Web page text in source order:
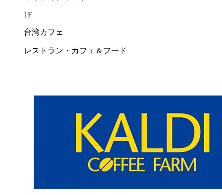
1F
台湾カフェ
レストラン・カフェ＆フード